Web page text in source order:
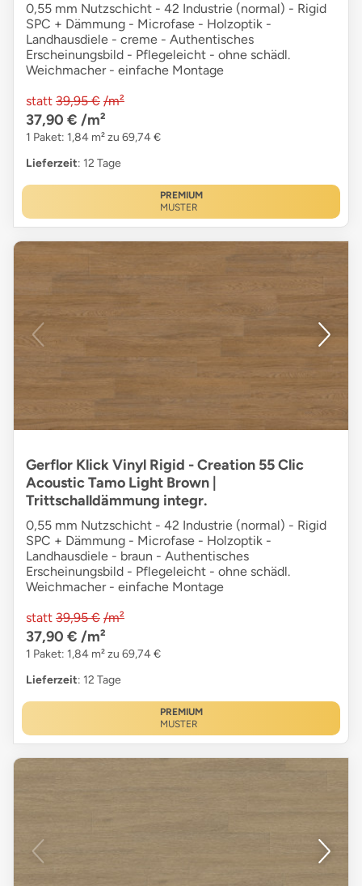
0,55 mm Nutzschicht - 42 Industrie (normal) - Rigid
SPC + Dämmung - Microfase - Holzoptik -
Landhausdiele - creme - Authentisches
Erscheinungsbild - Pflegeleicht - ohne schädl.
Weichmacher - einfache Montage
statt 39,95 € /m²
37,90 € /m²
1 Paket: 1,84 m² zu 69,74 €
Lieferzeit: 12 Tage
PREMIUM
MUSTER
Gerflor Klick Vinyl Rigid - Creation 55 Clic
Acoustic Tamo Light Brown |
Trittschalldämmung integr.
0,55 mm Nutzschicht - 42 Industrie (normal) - Rigid
SPC + Dämmung - Microfase - Holzoptik -
Landhausdiele - braun - Authentisches
Erscheinungsbild - Pflegeleicht - ohne schädl.
Weichmacher - einfache Montage
statt 39,95 € /m²
37,90 € /m²
1 Paket: 1,84 m² zu 69,74 €
Lieferzeit: 12 Tage
PREMIUM
MUSTER